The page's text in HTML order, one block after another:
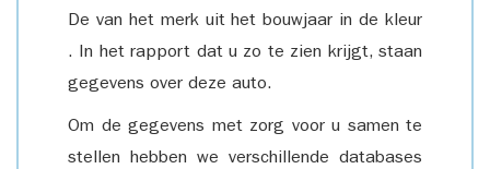
De van het merk uit het bouwjaar in de kleur
. In het rapport dat u zo te zien krijgt, staan
gegevens over deze auto.
Om de gegevens met zorg voor u samen te
stellen hebben we verschillende databases